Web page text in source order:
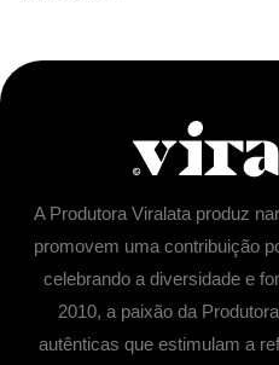
A Produtora Viralata produz
promovem uma contribuição
celebrando a diversidade e
2010, a paixão da
autênticas que estimulam a